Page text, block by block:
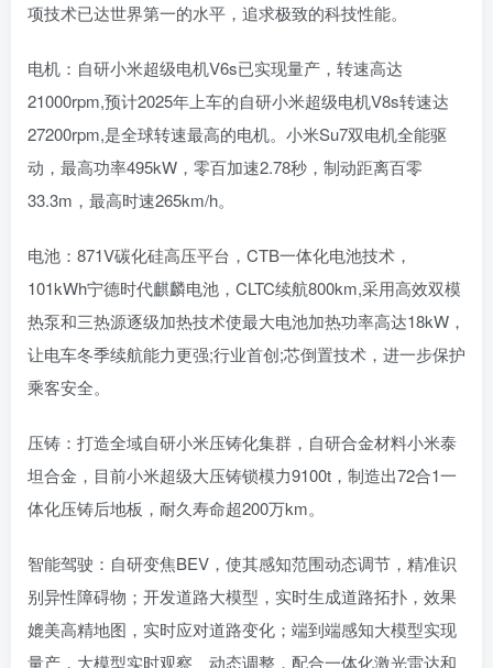
项技术已达世界第一的水平，追求极致的科技性能。
电机：自研小米超级电机V6s已实现量产，转速高达
21000rpm,预计2025年上车的自研小米超级电机V8s转速达
27200rpm,是全球转速最高的电机。小米Su7双电机全能驱
动，最高功率495kW，零百加速2.78秒，制动距离百零
33.3m，最高时速265km/h。
电池：871V碳化硅高压平台，CTB一体化电池技术，
101kWh宁德时代麒麟电池，CLTC续航800km,采用高效双模
热泵和三热源逐级加热技术使最大电池加热功率高达18kW，
让电车冬季续航能力更强;行业首创;芯倒置技术，进一步保护
乘客安全。
压铸：打造全域自研小米压铸化集群，自研合金材料小米泰
坦合金，目前小米超级大压铸锁模力9100t，制造出72合1一
体化压铸后地板，耐久寿命超200万km。
智能驾驶：自研变焦BEV，使其感知范围动态调节，精准识
别异性障碍物；开发道路大模型，实时生成道路拓扑，效果
媲美高精地图，实时应对道路变化；端到端感知大模型实现
量产，大模型实时观察、动态调整，配合一体化激光雷达和